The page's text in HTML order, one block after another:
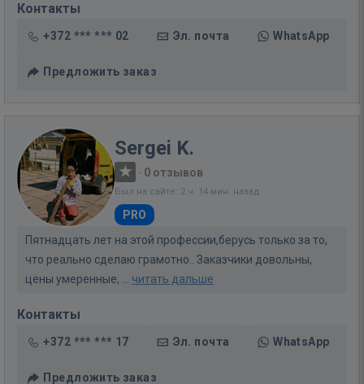
Контакты
+372 *** *** 02 Эл. почта WhatsApp
Предложить заказ
Sergei K.
· 0 отзывов
Был на сайте: 2 ч. 14 мин. назад
PRO
Пятнадцать лет на этой профессии,берусь только за то,
что реально сделаю грамотно.. Заказчики довольны,
цены умеренные, ... читать дальше
Контакты
+372 *** *** 17 Эл. почта WhatsApp
Предложить заказ